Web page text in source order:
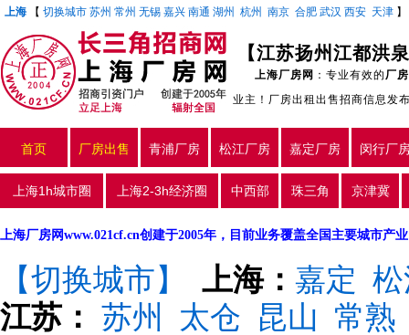
上海 【 切换城市 苏州 常州 无锡 嘉兴 南通 湖州 杭州 南京 合肥 武汉 西安 天津 】
上海厂房网 ：专业有效的厂
业主！厂房出租出售招商信息发
首页 厂房出售 青浦厂房 松江厂房 嘉定厂房 闵行厂
上海1h城市圈 上海2-3h经济圈 中西部 珠三角 京津冀
上海厂房网www.021cf.cn创建于2005年，目前业务覆盖全国主要城市产
【切换城市】 上海： 嘉定
江苏： 苏州 太仓 昆山 常熟